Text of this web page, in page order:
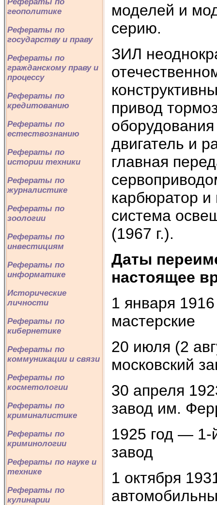
геополитике
Рефераты по
государству и праву
Рефераты по
гражданскому праву и
процессу
Рефераты по
кредитованию
Рефераты по
естествознанию
Рефераты по
истории техники
Рефераты по
журналистике
Рефераты по
зоологии
Рефераты по
инвестициям
Рефераты по
информатике
Исторические
личности
Рефераты по
кибернетике
Рефераты по
коммуникации и связи
Рефераты по
косметологии
Рефераты по
криминалистике
Рефераты по
криминологии
Рефераты по науке и
технике
Рефераты по
кулинарии
моделей и
серию.
ЗИЛ
привод
двигатель и
главная
карбюратор и
система
(1967 г.).
Даты
настоящее
1 января
мастерские
20 июля (2
московский
30 апреля
завод им.
1925 год — 1-
завод
1 октября